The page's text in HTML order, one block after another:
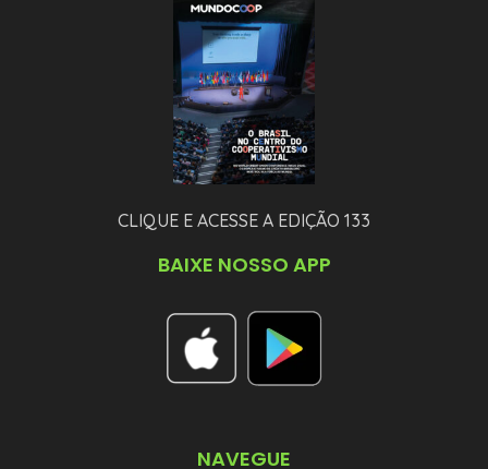
CLIQUE E ACESSE A EDIÇÃO 133
BAIXE NOSSO APP
NAVEGUE